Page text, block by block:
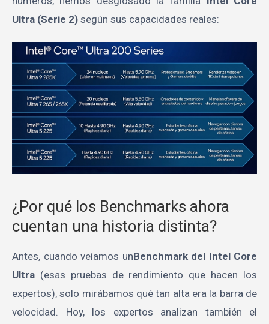
Ultra (Serie 2) según sus capacidades reales:
¿Por qué los Benchmarks ahora
cuentan una historia distinta?
Antes, cuando veíamos unBenchmark del Intel Core
Ultra (esas pruebas de rendimiento que hacen los
expertos), solo mirábamos qué tan alta era la barra de
velocidad. Hoy, los expertos analizan también el